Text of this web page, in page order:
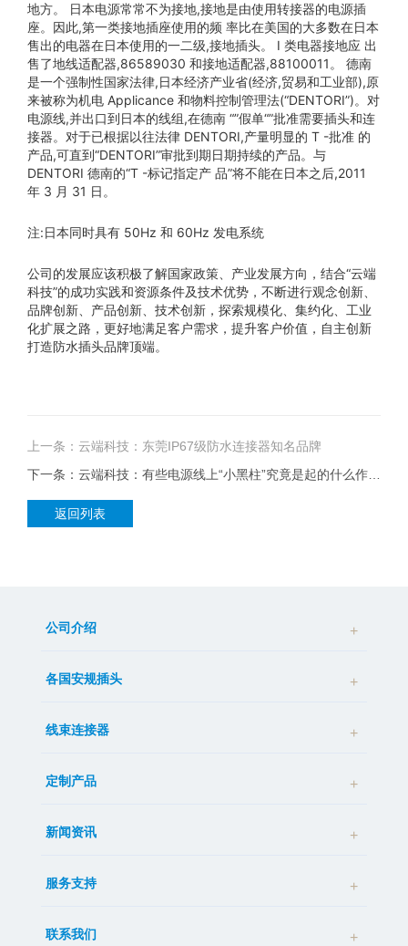
地方。 日本电源常常不为接地,接地是由使用转接器的电源插
座。因此,第一类接地插座使用的频 率比在美国的大多数在日本
售出的电器在日本使用的一二级,接地插头。 I 类电器接地应 出
售了地线适配器,86589030 和接地适配器,88100011。 德南
是一个强制性国家法律,日本经济产业省(经济,贸易和工业部),原
来被称为机电 Applicance 和物料控制管理法(“DENTORI”)。对
电源线,并出口到日本的线组,在德南 “”假单“”批准需要插头和连
接器。对于已根据以往法律 DENTORI,产量明显的 T -批准 的
产品,可直到“DENTORI”审批到期日期持续的产品。与
DENTORI 德南的“T -标记指定产 品”将不能在日本之后,2011
年 3 月 31 日。
注:日本同时具有 50Hz 和 60Hz 发电系统
公司的发展应该积极了解国家政策、产业发展方向，结合“云端
科技”的成功实践和资源条件及技术优势，不断进行观念创新、
品牌创新、产品创新、技术创新，探索规模化、集约化、工业
化扩展之路，更好地满足客户需求，提升客户价值，自主创新
打造防水插头品牌顶端。
上一条：云端科技：东莞IP67级防水连接器知名品牌
返回列表
公司介绍
各国安规插头
线束连接器
定制产品
新闻资讯
服务支持
联系我们